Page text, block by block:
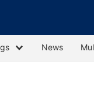
News